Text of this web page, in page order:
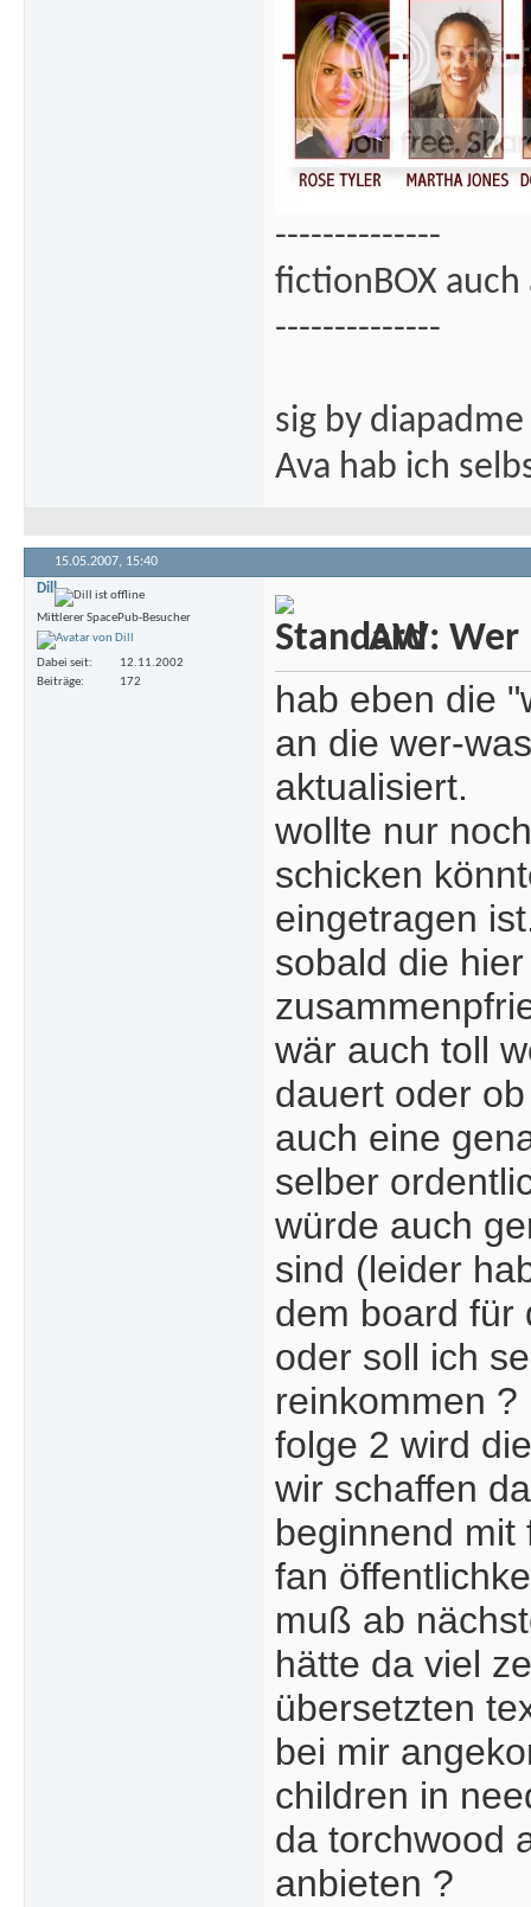
--------------
fictionBOX
--------------
sig by
Ava hab ich
15.05.2007, 15:40
Dill
Mittlerer SpacePub-Besucher
Dabei seit
12.11.2002
Beiträge
172
AW: Wer
hab eben die
an die wer-
aktualisiert.
wollte nur
schicken
eingetragen
sobald die
wär auch toll
dauert oder
auch eine
selber
würde auch
sind (leider
dem board für
oder soll ich
reinkommen ?
folge 2 wird
wir schaffen
beginnend mit
fan
muß ab
hätte da viel
übersetzten
bei mir
children in
da torchwood
anbieten ?